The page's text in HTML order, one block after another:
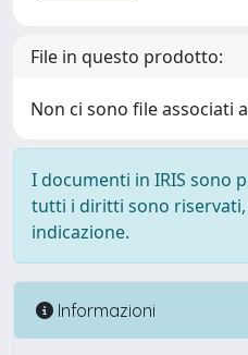
File in questo prodotto:
Non ci sono file associati
I documenti in IRIS sono
tutti i diritti sono riservati,
indicazione.
Informazioni